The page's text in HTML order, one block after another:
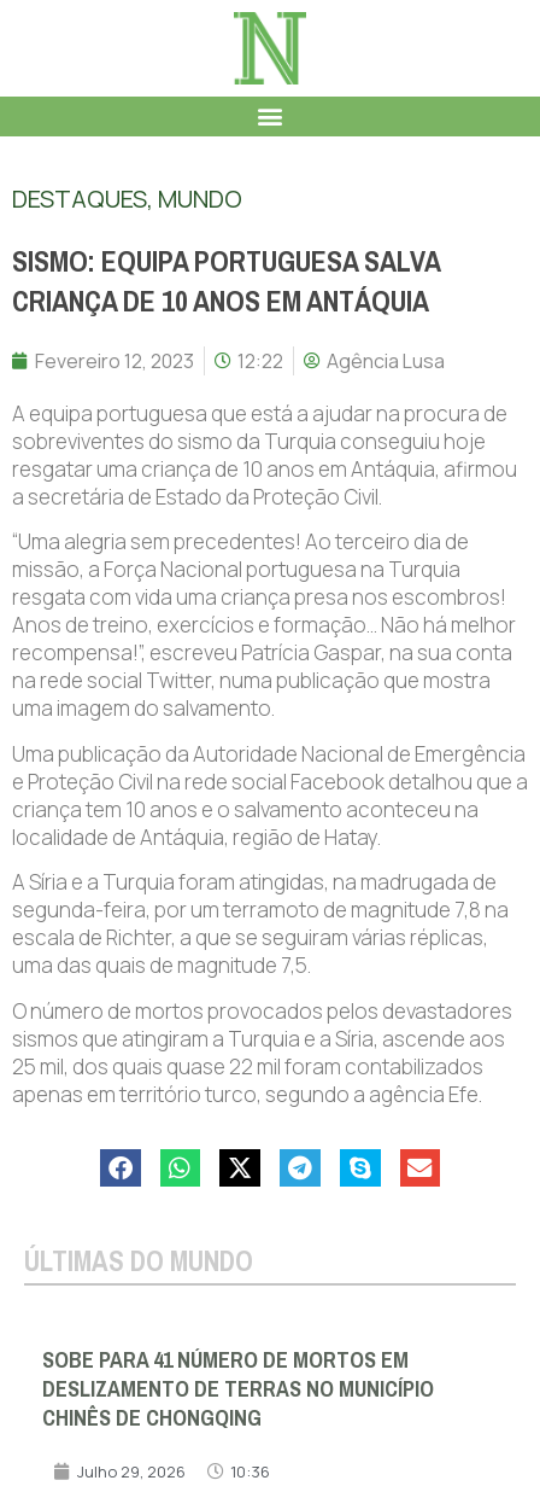
DESTAQUES, MUNDO
SISMO: EQUIPA PORTUGUESA SALVA
CRIANÇA DE 10 ANOS EM ANTÁQUIA
Fevereiro 12, 2023 12:22 Agência Lusa
A equipa portuguesa que está a ajudar na procura de
sobreviventes do sismo da Turquia conseguiu hoje
resgatar uma criança de 10 anos em Antáquia, afirmou
a secretária de Estado da Proteção Civil.
“Uma alegria sem precedentes! Ao terceiro dia de
missão, a Força Nacional portuguesa na Turquia
resgata com vida uma criança presa nos escombros!
Anos de treino, exercícios e formação… Não há melhor
recompensa!”, escreveu Patrícia Gaspar, na sua conta
na rede social Twitter, numa publicação que mostra
uma imagem do salvamento.
Uma publicação da Autoridade Nacional de Emergência
e Proteção Civil na rede social Facebook detalhou que a
criança tem 10 anos e o salvamento aconteceu na
localidade de Antáquia, região de Hatay.
A Síria e a Turquia foram atingidas, na madrugada de
segunda-feira, por um terramoto de magnitude 7,8 na
escala de Richter, a que se seguiram várias réplicas,
uma das quais de magnitude 7,5.
O número de mortos provocados pelos devastadores
sismos que atingiram a Turquia e a Síria, ascende aos
25 mil, dos quais quase 22 mil foram contabilizados
apenas em território turco, segundo a agência Efe.
ÚLTIMAS DO MUNDO
SOBE PARA 41 NÚMERO DE MORTOS EM
DESLIZAMENTO DE TERRAS NO MUNICÍPIO
CHINÊS DE CHONGQING
Julho 29, 2026 10:36